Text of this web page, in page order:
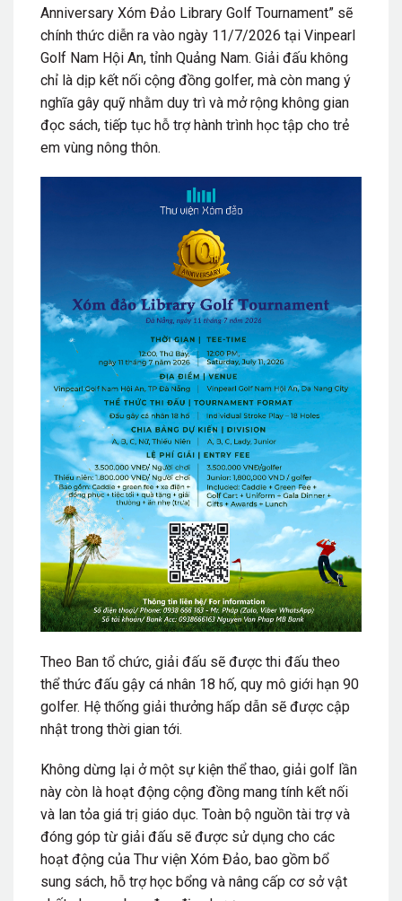
Anniversary Xóm Đảo Library Golf Tournament” sẽ
chính thức diễn ra vào ngày 11/7/2026 tại Vinpearl
Golf Nam Hội An, tỉnh Quảng Nam. Giải đấu không
chỉ là dịp kết nối cộng đồng golfer, mà còn mang ý
nghĩa gây quỹ nhằm duy trì và mở rộng không gian
đọc sách, tiếp tục hỗ trợ hành trình học tập cho trẻ
em vùng nông thôn.
Theo Ban tổ chức, giải đấu sẽ được thi đấu theo
thể thức đấu gậy cá nhân 18 hố, quy mô giới hạn 90
golfer. Hệ thống giải thưởng hấp dẫn sẽ được cập
nhật trong thời gian tới.
Không dừng lại ở một sự kiện thể thao, giải golf lần
này còn là hoạt động cộng đồng mang tính kết nối
và lan tỏa giá trị giáo dục. Toàn bộ nguồn tài trợ và
đóng góp từ giải đấu sẽ được sử dụng cho các
hoạt động của Thư viện Xóm Đảo, bao gồm bổ
sung sách, hỗ trợ học bổng và nâng cấp cơ sở vật